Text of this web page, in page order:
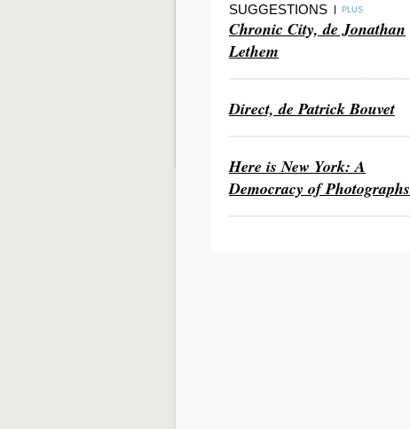
SUGGESTIONS PLUS
Chronic City, de Jonathan
Lethem
Direct, de Patrick Bouvet
Here is New York: A
Democracy of Photographs